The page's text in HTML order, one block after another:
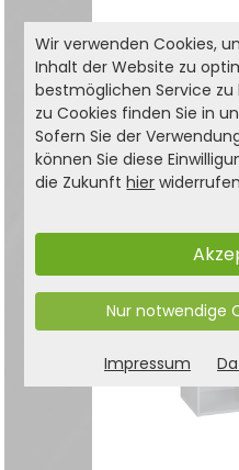
Sitzkissen,
119,99
Wir verwenden Cookies,
Inhalt der Website zu
bestmöglichen Service
zu Cookies finden Sie in
Sofern Sie der
können Sie diese
die Zukunfthier
Nur notwendige
Impressum